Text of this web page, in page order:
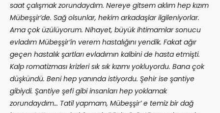
saat çalışmak zorundaydım. Nereye gitsem aklım hep kızım
Mübeşşir’de. Sağ olsunlar, hekim arkadaşlar ilgileniyorlar.
Ama çok üzülüyorum. Nihayet, büyük ihtimamlar sonucu
evladım Mübeşşir’in verem hastalığını yendik. Fakat ağır
geçen hastalık şartları evladımın kalbini de hasta etmişti.
Kalp romatizması krizleri sık sık kızımı yokluyordu. Bana çok
düşkündü. Beni hep yanında istiyordu. Şehir ise şantiye
gibiydi. Şantiye şefi gibi insanları hep yoklamak
zorundaydım… Tatil yapmam, Mübeşşir’ e temiz bir dağ